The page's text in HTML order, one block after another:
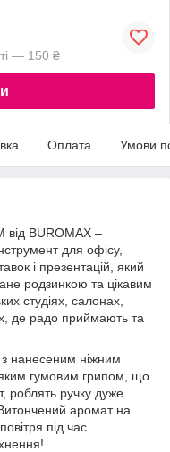
— 150 ₴
Оплата Умови
від BUROMAX –
для офісу,
і презентацій, який
родзинкою та цікавим
студіях, салонах,
де радо приймають та
з нанесеним ніжним
гумовим грипом, що
роблять ручку дуже
аромат на
під час